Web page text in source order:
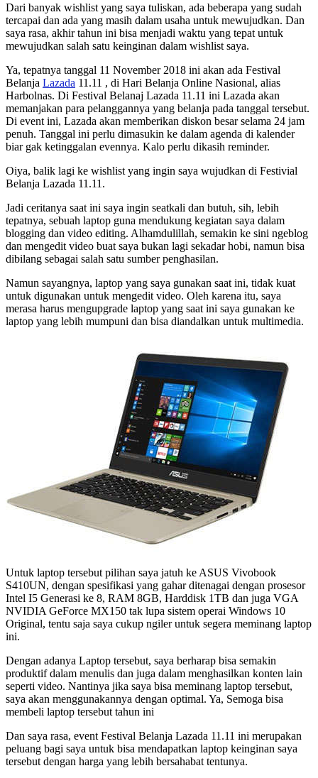
Dari banyak wishlist yang saya tuliskan, ada beberapa yang sudah
tercapai dan ada yang masih dalam usaha untuk mewujudkan. Dan
saya rasa, akhir tahun ini bisa menjadi waktu yang tepat untuk
mewujudkan salah satu keinginan dalam wishlist saya.
Ya, tepatnya tanggal 11 November 2018 ini akan ada Festival
Belanja Lazada 11.11 , di Hari Belanja Online Nasional, alias
Harbolnas. Di Festival Belanaj Lazada 11.11 ini Lazada akan
memanjakan para pelanggannya yang belanja pada tanggal tersebut.
Di event ini, Lazada akan memberikan diskon besar selama 24 jam
penuh. Tanggal ini perlu dimasukin ke dalam agenda di kalender
biar gak ketinggalan evennya. Kalo perlu dikasih reminder.
Oiya, balik lagi ke wishlist yang ingin saya wujudkan di Festivial
Belanja Lazada 11.11.
Jadi ceritanya saat ini saya ingin seatkali dan butuh, sih, lebih
tepatnya, sebuah laptop guna mendukung kegiatan saya dalam
blogging dan video editing. Alhamdulillah, semakin ke sini ngeblog
dan mengedit video buat saya bukan lagi sekadar hobi, namun bisa
dibilang sebagai salah satu sumber penghasilan.
Namun sayangnya, laptop yang saya gunakan saat ini, tidak kuat
untuk digunakan untuk mengedit video. Oleh karena itu, saya
merasa harus mengupgrade laptop yang saat ini saya gunakan ke
laptop yang lebih mumpuni dan bisa diandalkan untuk multimedia.
Untuk laptop tersebut pilihan saya jatuh ke ASUS Vivobook
S410UN, dengan spesifikasi yang gahar ditenagai dengan prosesor
Intel I5 Generasi ke 8, RAM 8GB, Harddisk 1TB dan juga VGA
NVIDIA GeForce MX150 tak lupa sistem operai Windows 10
Original, tentu saja saya cukup ngiler untuk segera meminang laptop
ini.
Dengan adanya Laptop tersebut, saya berharap bisa semakin
produktif dalam menulis dan juga dalam menghasilkan konten lain
seperti video. Nantinya jika saya bisa meminang laptop tersebut,
saya akan menggunakannya dengan optimal. Ya, Semoga bisa
membeli laptop tersebut tahun ini
Dan saya rasa, event Festival Belanja Lazada 11.11 ini merupakan
peluang bagi saya untuk bisa mendapatkan laptop keinginan saya
tersebut dengan harga yang lebih bersahabat tentunya.